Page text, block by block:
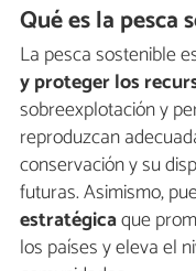
Qué es la pesca
La pesca sostenible
y proteger los
sobreexplotación y
reproduzcan
conservación y su
futuras. Asimismo,
estratégicaque
los países y eleva el